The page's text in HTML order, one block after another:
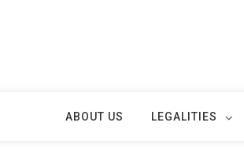
ABOUT US LEGALITIES